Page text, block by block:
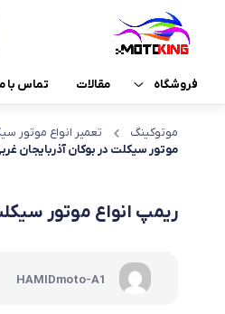
فروشگاه
ثبت درخواست خدمات
خدمات موتو کینگ
لوازم موتور سیکلت
مقالات تماس با
موتوکینگ تعمیر انواع موتور
موتور سیکلت در بوکان آذربایجان
ریمپ انواع موتور
HAMIDmoto-A1